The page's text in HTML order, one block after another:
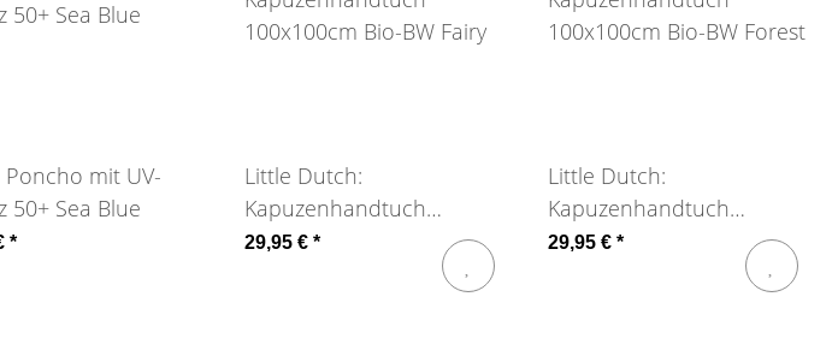
Poncho mit UV-
50+ Sea Blue
*
Little Dutch:
Kapuzenhandtuch
100x100cm Bio-BW Fairy
29,95 € *
Little Dutch:
Kapuzenhandtuch
100x100cm Bio-BW Forest
29,95 € *